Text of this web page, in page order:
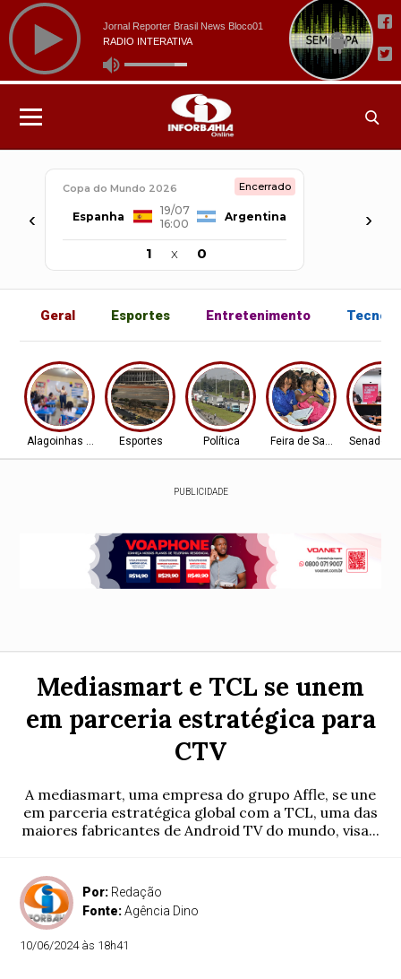
‹
Copa do Mundo 2026 Encerrado
Espanha
19/07
16:00
Argentina
1 x 0
›
Geral Esportes Entretenimento
Alagoinhas - BA Esportes Política Feira de Santana-BA
Senado
PUBLICIDADE
Mediasmart e TCL se unem
em parceria estratégica para
CTV
A mediasmart, uma empresa do grupo Affle, se une
em parceria estratégica global com a TCL, uma das
maiores fabricantes de Android TV do mundo, visa...
Por: Redação
Fonte:Agência Dino
10/06/2024 às 18h41